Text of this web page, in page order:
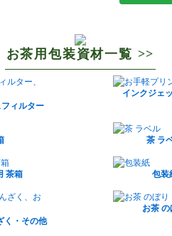
お茶用包装資材一覧 >>
ィルター
インクジェ
茶 ラ
茶箱 包装
く・その他
お茶